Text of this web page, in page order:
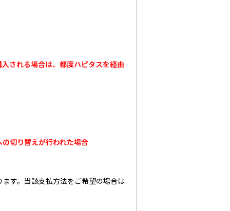
される場合は、都度ハピタスを経由
の切り替えが行われた場合
す。当該支払方法をご希望の場合は